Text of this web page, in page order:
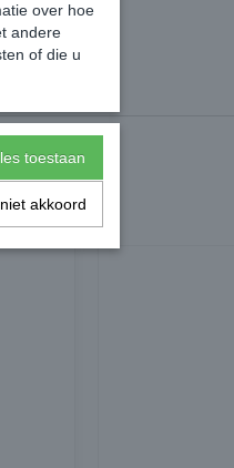
over hoe
andere
of die u
toestaan
akkoord